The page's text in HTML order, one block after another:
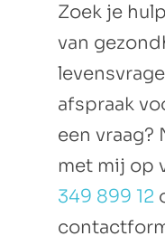
Zoek je
van
afspraak
een vraag?
met mij op
349 899 12